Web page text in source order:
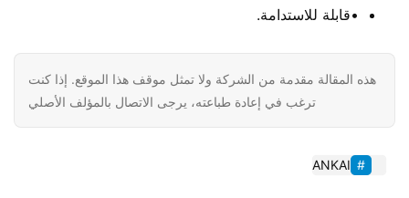
•قابلة للاستدامة.
هذه المقالة مقدمة من الشركة ولا تمثل موقف هذا الموقع. إذا كنت
ترغب في إعادة طباعته، يرجى الاتصال بالمؤلف الأصلي
ANKAI